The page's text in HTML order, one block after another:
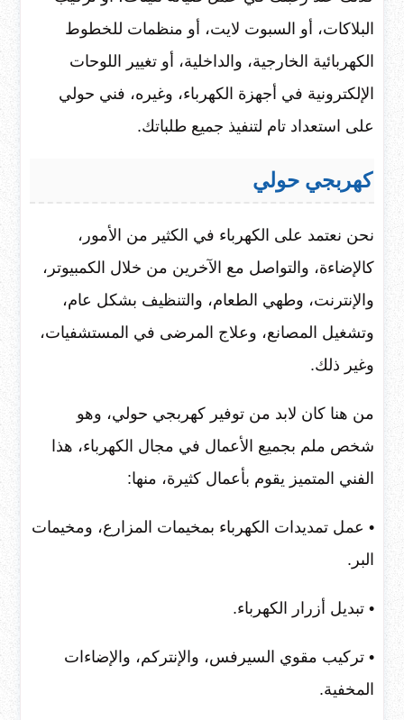
البلاكات، أو السبوت لايت، أو منظمات للخطوط
الكهربائية الخارجية، والداخلية، أو تغيير اللوحات
الإلكترونية في أجهزة الكهرباء، وغيره، فني حولي
على استعداد تام لتنفيذ جميع طلباتك.
كهربجي حولي
نحن نعتمد على الكهرباء في الكثير من الأمور،
كالإضاءة، والتواصل مع الآخرين من خلال الكمبيوتر،
والإنترنت، وطهي الطعام، والتنظيف بشكل عام،
وتشغيل المصانع، وعلاج المرضى في المستشفيات،
وغير ذلك.
من هنا كان لابد من توفير كهربجي حولي، وهو
شخص ملم بجميع الأعمال في مجال الكهرباء، هذا
الفني المتميز يقوم بأعمال كثيرة، منها:
• عمل تمديدات الكهرباء بمخيمات المزارع، ومخيمات
البر.
• تبديل أزرار الكهرباء.
• تركيب مقوي السيرفس، والإنتركم، والإضاءات
المخفية.